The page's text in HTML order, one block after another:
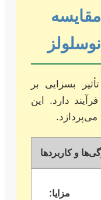
بسزایی بر
دارد. این
و کاربردها
مزایا: